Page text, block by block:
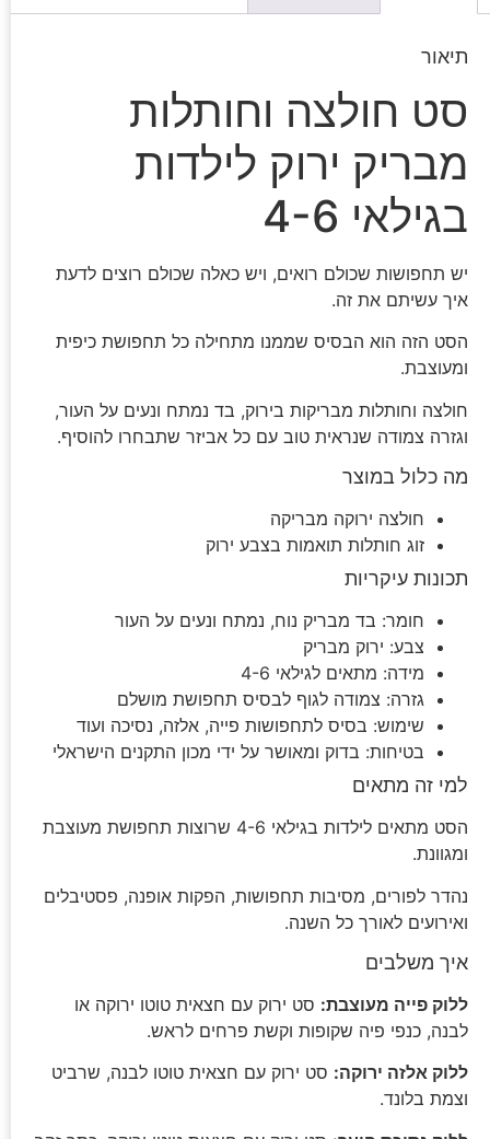
תיאור
סט חולצה וחותלות
מבריק ירוק לילדות
בגילאי 4-6
יש תחפושות שכולם רואים, ויש כאלה שכולם רוצים לדעת
איך עשיתם את זה.
הסט הזה הוא הבסיס שממנו מתחילה כל תחפושת כיפית
ומעוצבת.
חולצה וחותלות מבריקות בירוק, בד נמתח ונעים על העור,
וגזרה צמודה שנראית טוב עם כל אביזר שתבחרו להוסיף.
מה כלול במוצר
חולצה ירוקה מבריקה
זוג חותלות תואמות בצבע ירוק
תכונות עיקריות
חומר: בד מבריק נוח, נמתח ונעים על העור
צבע: ירוק מבריק
מידה: מתאים לגילאי 4-6
גזרה: צמודה לגוף לבסיס תחפושת מושלם
שימוש: בסיס לתחפושות פייה, אלזה, נסיכה ועוד
בטיחות: בדוק ומאושר על ידי מכון התקנים הישראלי
למי זה מתאים
הסט מתאים לילדות בגילאי 4-6 שרוצות תחפושת מעוצבת
ומגוונת.
נהדר לפורים, מסיבות תחפושות, הפקות אופנה, פסטיבלים
ואירועים לאורך כל השנה.
איך משלבים
ללוק פייה מעוצבת: סט ירוק עם חצאית טוטו ירוקה או
לבנה, כנפי פיה שקופות וקשת פרחים לראש.
ללוק אלזה ירוקה: סט ירוק עם חצאית טוטו לבנה, שרביט
וצמת בלונד.